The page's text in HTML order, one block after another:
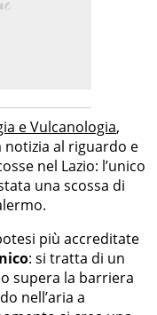
e Vulcanologia,
al riguardo e
nel Lazio: l’unico
una scossa di
più accreditate
: si tratta di un
supera la barriera
nell’aria a